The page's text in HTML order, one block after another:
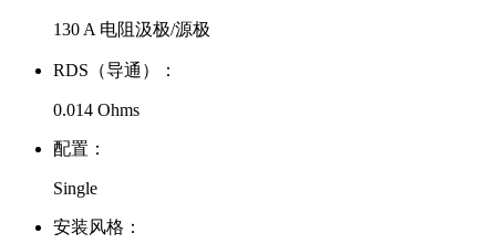
130 A 电阻汲极/源极
RDS（导通）：
0.014 Ohms
配置：
Single
安装风格：